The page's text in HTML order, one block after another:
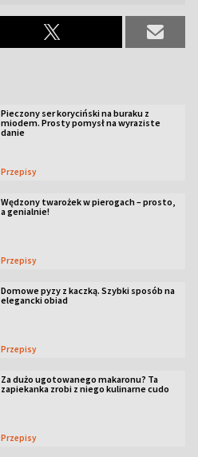
Pieczony ser koryciński na buraku z
miodem. Prosty pomysł na wyraziste
danie
Przepisy
Wędzony twarożek w pierogach – prosto,
a genialnie!
Przepisy
Domowe pyzy z kaczką. Szybki sposób na
elegancki obiad
Przepisy
Za dużo ugotowanego makaronu? Ta
zapiekanka zrobi z niego kulinarne cudo
Przepisy